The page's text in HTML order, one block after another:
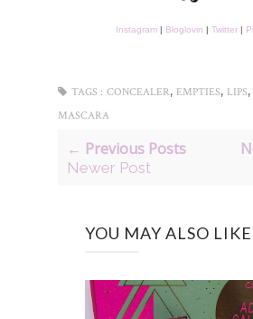
Instagram | Bloglovin |Twitter |
TAGS : CONCEALER, EMPTIES, LIPS,
MASCARA
← Previous Posts
Newer Post
YOU MAY ALSO LIKE